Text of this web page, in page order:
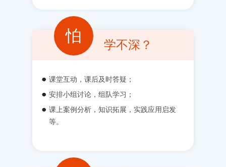
怕 学不深？
课堂互动，课后及时答疑；
安排小组讨论，组队学习；
课上案例分析，知识拓展，实践应用启发
等。